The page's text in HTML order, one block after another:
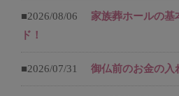
■2026/08/06
家族葬ホールの基
ド！
■2026/07/31 御仏前のお金の入